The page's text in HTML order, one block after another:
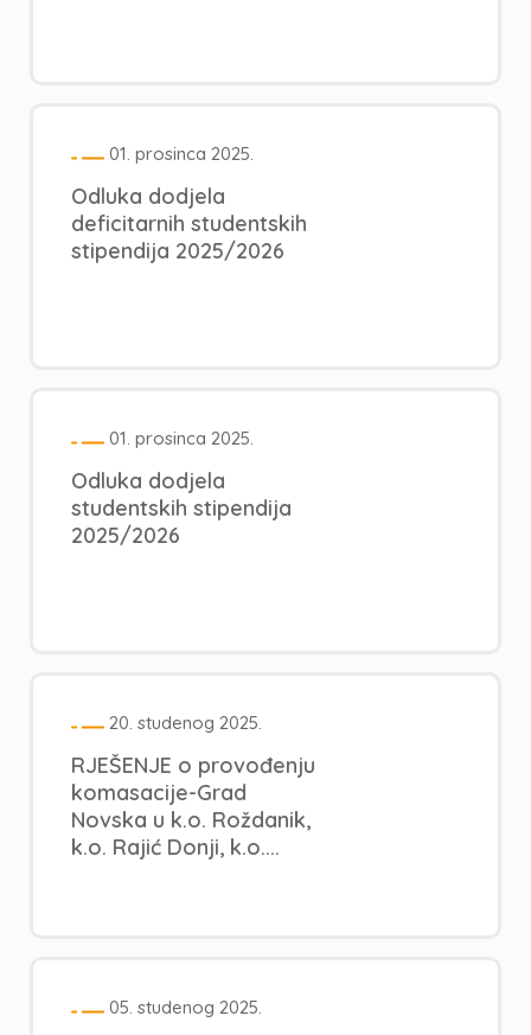
01. prosinca 2025.
Odluka dodjela
deficitarnih studentskih
stipendija 2025/2026
01. prosinca 2025.
Odluka dodjela
studentskih stipendija
2025/2026
20. studenog 2025.
RJEŠENJE o provođenju
komasacije-Grad
Novska u k.o. Roždanik,
k.o. Rajić Donji, k.o....
05. studenog 2025.